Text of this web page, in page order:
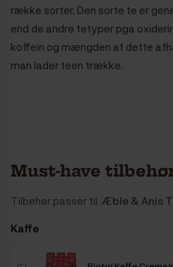
række sorter. Den sorte te er
end de andre tetyper pga
koffein og mængden af dette
man lader teen trække.
Must-have
Tilbehør passer til Æble & Anis
Kaffe